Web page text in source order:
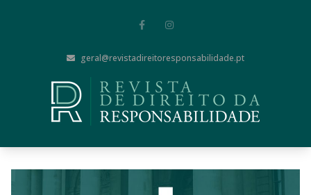
geral@revistadireitoresponsabilidade.pt